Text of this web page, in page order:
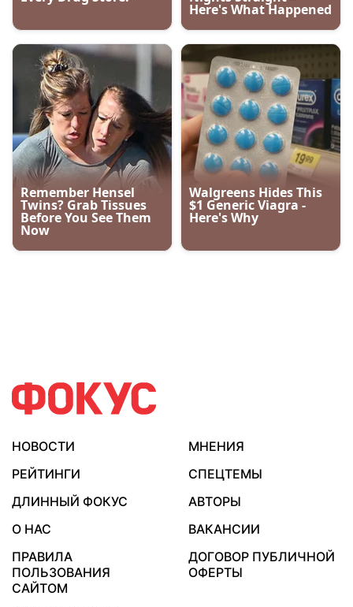
НОВОСТИ
МНЕНИЯ
РЕЙТИНГИ
СПЕЦТЕМЫ
ДЛИННЫЙ ФОКУС
АВТОРЫ
О НАС
ВАКАНСИИ
ПРАВИЛА
ПОЛЬЗОВАНИЯ
САЙТОМ
ДОГОВОР ПУБЛИЧНОЙ
ОФЕРТЫ